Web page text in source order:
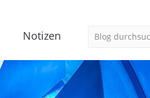
Notizen